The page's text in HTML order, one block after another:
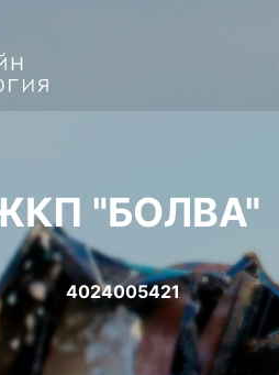
"БОЛВА"
4024005421